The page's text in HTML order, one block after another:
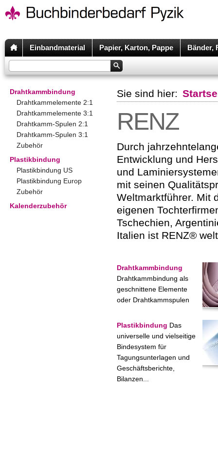
Einbandmaterial Papier, Karton, Pappe Bänder,
Drahtkammbindung
Drahtkammelemente 2:1
Drahtkammelemente 3:1
Drahtkamm-Spulen 2:1
Drahtkamm-Spulen 3:1
Zubehör
Plastikbindung
Plastikbindung US
Plastikbindung Europ
Zubehör
Kalenderzubehör
Sie sind hier:
RENZ
Durch
Entwicklung und
und
mit seinen
Weltmarktführer. Mit
eigenen
Tschechien,
Italien ist RENZ®
Drahtkammbindung
Drahtkammbindung als
geschnittene Elemente
oder Drahtkammspulen
Plastikbindung Das
universelle und vielseitige
Bindesystem für
Tagungsunterlagen und
Geschäftsberichte,
Bilanzen...